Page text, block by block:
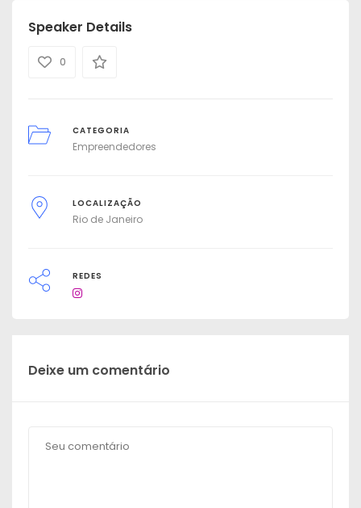
Speaker Details
0
CATEGORIA
Empreendedores
LOCALIZAÇÃO
Rio de Janeiro
REDES
Deixe um comentário